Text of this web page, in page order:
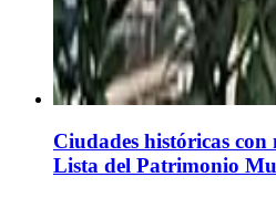
Ciudades históricas con
Lista del Patrimonio